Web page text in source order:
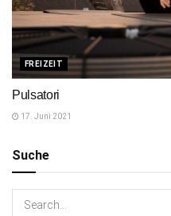
FREIZEIT
Pulsatori
17. Juni 2021
Suche